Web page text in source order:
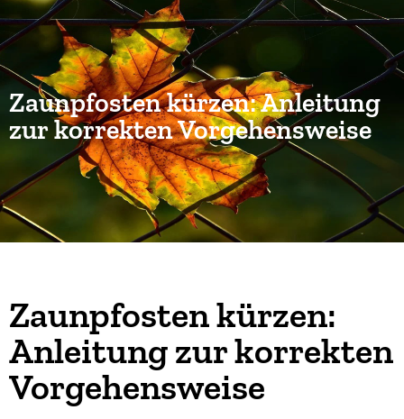
Zaunpfosten kürzen: Anleitung
zur korrekten Vorgehensweise
Zaunpfosten kürzen:
Anleitung zur korrekten
Vorgehensweise